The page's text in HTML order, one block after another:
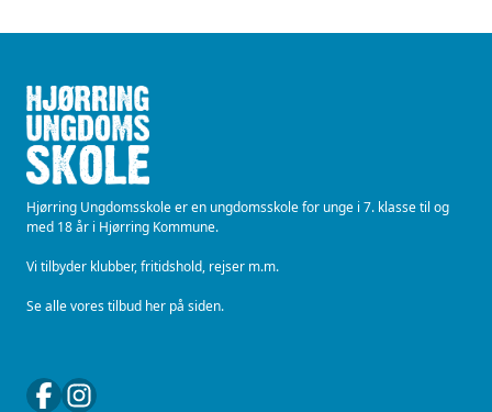
Hjørring Ungdomsskole er en ungdomsskole for unge i 7. klasse til og
med 18 år i Hjørring Kommune.
Vi tilbyder klubber, fritidshold, rejser m.m.
Se alle vores tilbud her på siden.